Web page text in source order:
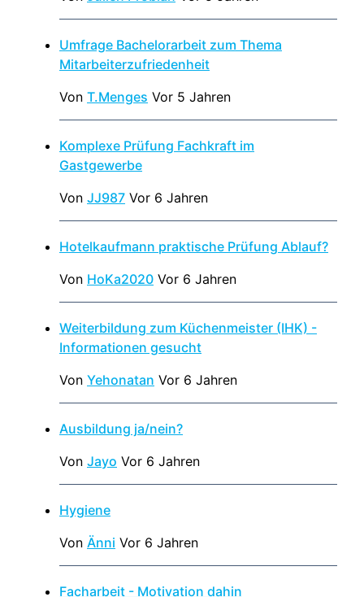
Umfrage Bachelorarbeit zum Thema
Mitarbeiterzufriedenheit
Von T.Menges Vor 5 Jahren
Komplexe Prüfung Fachkraft im
Gastgewerbe
Von JJ987 Vor 6 Jahren
Hotelkaufmann praktische Prüfung Ablauf?
Von HoKa2020 Vor 6 Jahren
Weiterbildung zum Küchenmeister (IHK) -
Informationen gesucht
Von Yehonatan Vor 6 Jahren
Ausbildung ja/nein?
Von Jayo Vor 6 Jahren
Hygiene
Von Änni Vor 6 Jahren
Facharbeit - Motivation dahin